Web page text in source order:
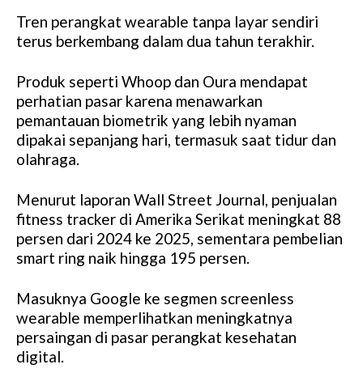
Tren perangkat wearable tanpa layar sendiri
terus berkembang dalam dua tahun terakhir.
Produk seperti Whoop dan Oura mendapat
perhatian pasar karena menawarkan
pemantauan biometrik yang lebih nyaman
dipakai sepanjang hari, termasuk saat tidur dan
olahraga.
Menurut laporan Wall Street Journal, penjualan
fitness tracker di Amerika Serikat meningkat 88
persen dari 2024 ke 2025, sementara pembelian
smart ring naik hingga 195 persen.
Masuknya Google ke segmen screenless
wearable memperlihatkan meningkatnya
persaingan di pasar perangkat kesehatan
digital.